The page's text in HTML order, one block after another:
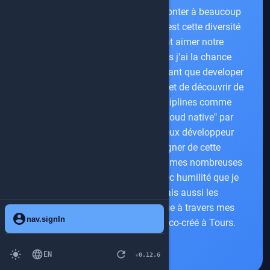
account_circlenav.signIn
light_mode language EN refresh v0.12.6
"d'informaticien" j'ai pu me confronter à beaucoup
de technologies différentes. Et c'est cette diversité
qui me fait continuer à autant aimer notre
métier.Depuis maintenant 4 ans j'ai la chance
d'évoluer au sein d'OVHcloud en tant que developer
advocate. Cette position me permet de découvrir de
nouvelles technologies ou disciplines comme
l’Intelligence Artificielle ou le "cloud native" par
exemple.Mais mon cœur de vieux développeur
Java ne peut pas trop s'éloigner de cette
technologie qui est le fil rouge de mes nombreuses
années de développeur.C'est avec humilité que je
partage cette expérience mais aussi les
nouveautés de notre écosystème à travers mes
conférences et le meetup TADx co-créé à Tours.